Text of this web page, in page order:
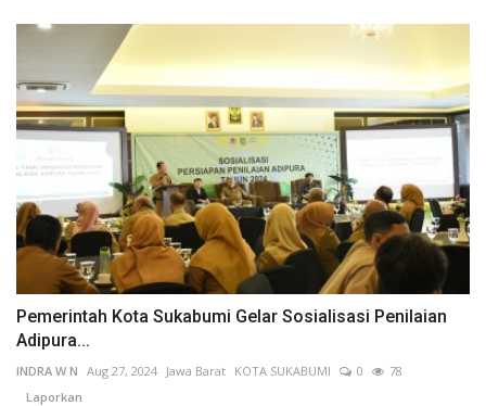
Pemerintah Kota Sukabumi Gelar Sosialisasi Penilaian
Adipura...
INDRA W N Aug 27, 2024 Jawa Barat KOTA SUKABUMI 0
78
Laporkan